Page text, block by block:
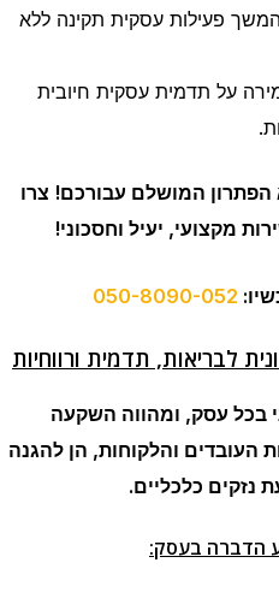
המשך פעילות עסקית תקינה ללא
על תדמית עסקית חיובית
המושלם עבורכם! צרו
מקצועי, יעיל וחסכוני!
050-8090-052
לבריאות, תדמית ורווחיות
בכל עסק, ומהווה השקעה
והלקוחות, הן להגנה
נזקים כלכליים.
הדברה בעסק: